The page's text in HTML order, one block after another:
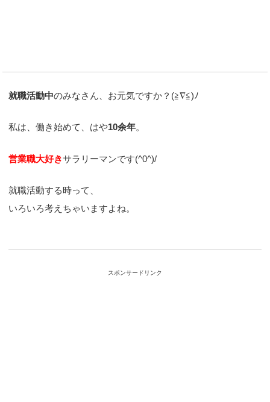
就職活動中のみなさん、お元気ですか？(≧∇≦)ﾉ
私は、働き始めて、はや10余年。
営業職大好きサラリーマンです(^0^)/
就職活動する時って、
いろいろ考えちゃいますよね。
スポンサードリンク